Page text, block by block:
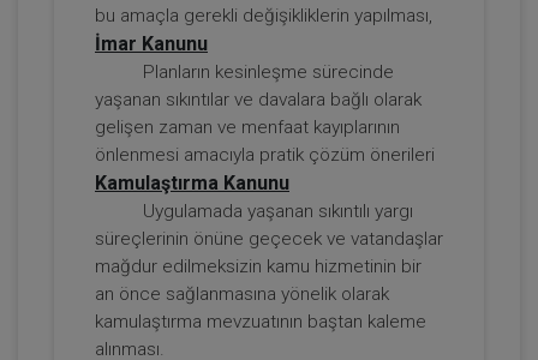
Tüketici Hukuku Enstitüsü
Tazminat Hukuku - IV. Borçlar Hukuku
bu amaçla gerekli değişikliklerin yapılması,
İmar Kanunu
Planların kesinleşme sürecinde
yaşanan sıkıntılar ve davalara bağlı olarak
gelişen zaman ve menfaat kayıplarının
önlenmesi amacıyla pratik çözüm önerileri
Kamulaştırma Kanunu
Uygulamada yaşanan sıkıntılı yargı
süreçlerinin önüne geçecek ve vatandaşlar
mağdur edilmeksizin kamu hizmetinin bir
an önce sağlanmasına yönelik olarak
kamulaştırma mevzuatının baştan kaleme
alınması.